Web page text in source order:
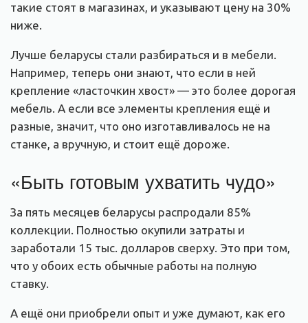
такие стоят в магазинах, и указывают цену на 30%
ниже.
Лучше беларусы стали разбираться и в мебели.
Например, теперь они знают, что если в ней
крепление «ласточкин хвост» — это более дорогая
мебель. А если все элементы крепления ещё и
разные, значит, что оно изготавливалось не на
станке, а вручную, и стоит ещё дороже.
«Быть готовым ухватить чудо»
За пять месяцев беларусы распродали 85%
коллекции. Полностью окупили затраты и
заработали 15 тыс. долларов сверху. Это при том,
что у обоих есть обычные работы на полную
ставку.
А ещё они приобрели опыт и уже думают, как его